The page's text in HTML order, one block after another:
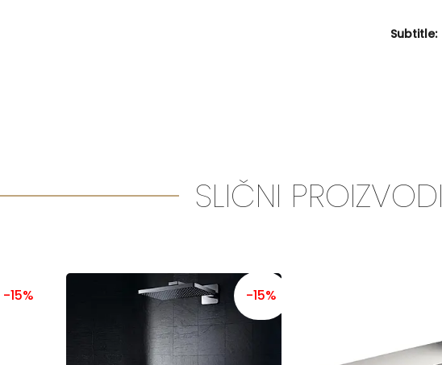
Subtitle:
SLIČNI PROIZVODI
-15% -15%